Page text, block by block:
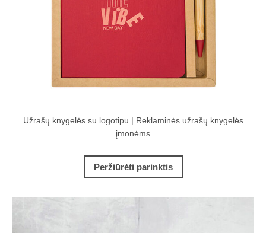
Užrašų knygelės su logotipu | Reklaminės užrašų knygelės
įmonėms
Peržiūrėti parinktis